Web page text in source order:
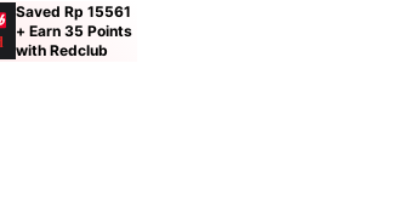
Saved Rp 15561
+ Earn 35 Points
with Redclub